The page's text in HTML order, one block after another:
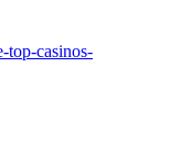
top-casinos-